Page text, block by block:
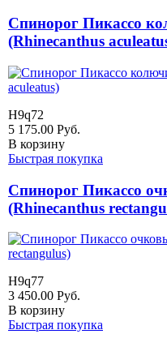
Спинорог Пикассо
(Rhinecanthus
H9q72
5 175.00 Руб.
В корзину
Быстрая покупка
Спинорог Пикассо
(Rhinecanthus
H9q77
3 450.00 Руб.
В корзину
Быстрая покупка